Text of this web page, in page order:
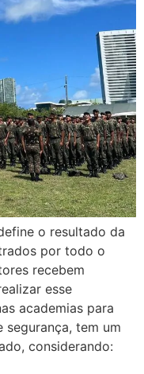
o resultado da
por todo o
recebem
esse
academias para
tem um
considerando: